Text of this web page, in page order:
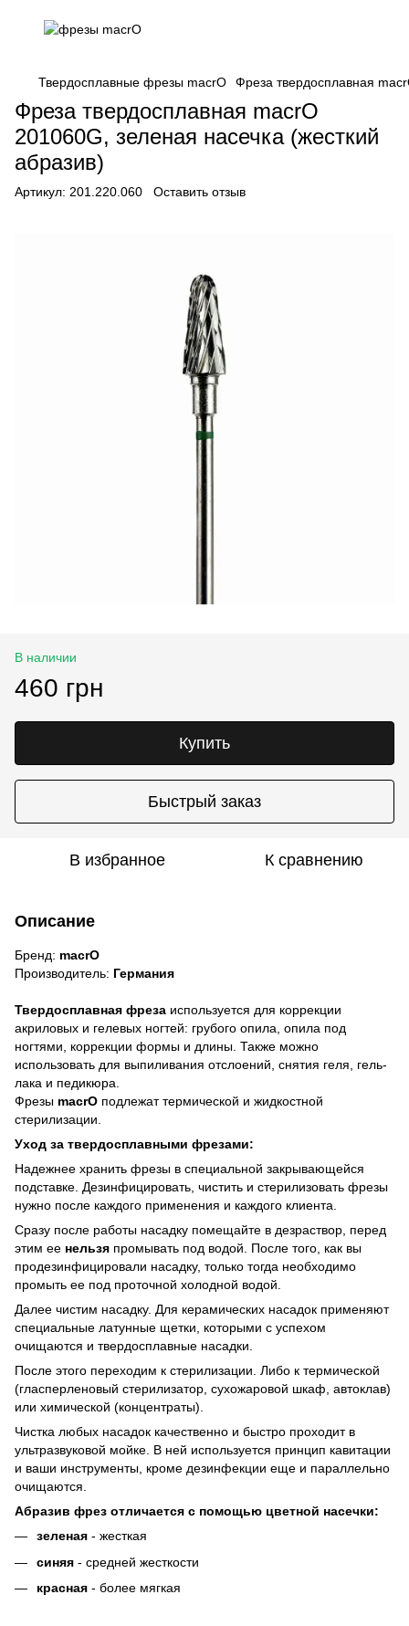
Твердосплавные фрезы macrO Фреза твердосплавная
Фреза твердосплавная macrO
201060G, зеленая насечка (жесткий
абразив)
Артикул: 201.220.060 Оставить отзыв
В наличии
460 грн
Купить
Быстрый заказ
В избранное К сравнению
Описание
Бренд: macrO
Производитель: Германия
Твердосплавная фреза используется для коррекции
акриловых и гелевых ногтей: грубого опила, опила под
ногтями, коррекции формы и длины. Также можно
использовать для выпиливания отслоений, снятия геля, гель-
лака и педикюра.
Фрезы macrO подлежат термической и жидкостной
стерилизации.
Уход за твердосплавными фрезами:
Надежнее хранить фрезы в специальной закрывающейся
подставке. Дезинфицировать, чистить и стерилизовать фрезы
нужно после каждого применения и каждого клиента.
Сразу после работы насадку помещайте в дезраствор, перед
этим ее нельзя промывать под водой. После того, как вы
продезинфицировали насадку, только тогда необходимо
промыть ее под проточной холодной водой.
Далее чистим насадку. Для керамических насадок применяют
специальные латунные щетки, которыми с успехом
очищаются и твердосплавные насадки.
После этого переходим к стерилизации. Либо к термической
(гласперленовый стерилизатор, сухожаровой шкаф, автоклав)
или химической (концентраты).
Чистка любых насадок качественно и быстро проходит в
ультразвуковой мойке. В ней используется принцип кавитации
и ваши инструменты, кроме дезинфекции еще и параллельно
очищаются.
Абразив фрез отличается с помощью цветной насечки:
зеленая - жесткая
синяя - средней жесткости
красная - более мягкая